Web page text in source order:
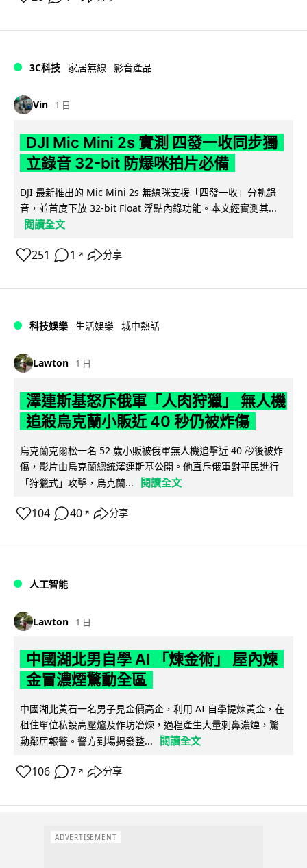
3C科技 家居無線 影音產品
Vin 1 日
DJI Mic Mini 2s 實測 四發一收同步獨
立錄音 32-bit 防爆咪拍片必備
DJI 最新推出的 Mic Mini 2s 無線咪支援「四發一收」分軌錄
音，並首度下放 32-bit Float 浮點內錄功能。本文經實測其...
閱讀全文
251 1 ↗ 分享
科技娛樂 生活娛樂 城中熱話
Lawton 1 日
澤連斯基怒斥俄軍「人肉狩獵」 無人機
追殺烏克蘭小販近 40 秒仍被炸傷
烏克蘭克爾松一名 52 歲小販被俄軍無人機追擊近 40 秒後被炸
傷，影片由烏克蘭總統澤連斯基公開。他直斥俄軍對平民進行
「狩獵式」攻擊，烏克蘭...
閱讀全文
104 40 ↗ 分享
人工智能
Lawton 1 日
中國湖北男自學 AI 「煉金術」 屋內煉
金冒濃煙驚動全區
中國湖北黃石一名男子見金價高企，利用 AI 自學提煉黃金，在
租住單位私設高壓爐及作坊冶煉，過程產生大量刺鼻濃煙，驚
動鄰居報警。警方到場揭發整...
閱讀全文
106 7 ↗ 分享
ADVERTISEMENT